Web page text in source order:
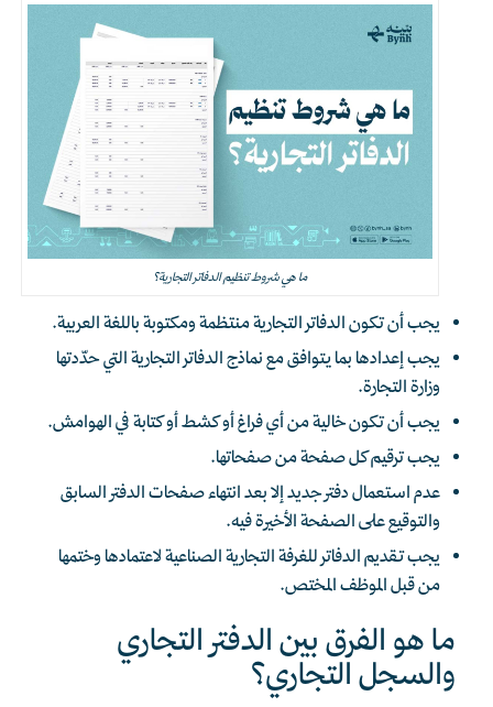
ما هي شروط تنظيم الدفاتر التجارية؟
يجب أن تكون الدفاتر التجارية منتظمة ومكتوبة باللغة العربية.
يجب إعدادها بما يتوافق مع نماذج الدفاتر التجارية التي حدّدتها
وزارة التجارة.
يجب أن تكون خالية من أي فراغ أو كشط أو كتابة في الهوامش.
يجب ترقيم كل صفحة من صفحاتها.
عدم استعمال دفتر جديد إلا بعد انتهاء صفحات الدفتر السابق
والتوقيع على الصفحة الأخيرة فيه.
يجب تقديم الدفاتر للغرفة التجارية الصناعية لاعتمادها وختمها
من قبل الموظف المختص.
ما هو الفرق بين الدفتر التجاري
والسجل التجاري؟